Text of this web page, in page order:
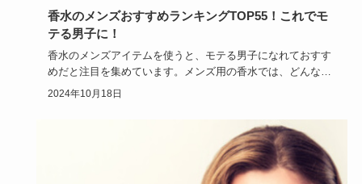
香水のメンズおすすめランキングTOP55！これでモ
テる男子に！
香水のメンズアイテムを使うと、モテる男子になれておすす
めだと注目を集めています。メンズ用の香水では、どんなブ
ランドがおすす…
2024年10月18日